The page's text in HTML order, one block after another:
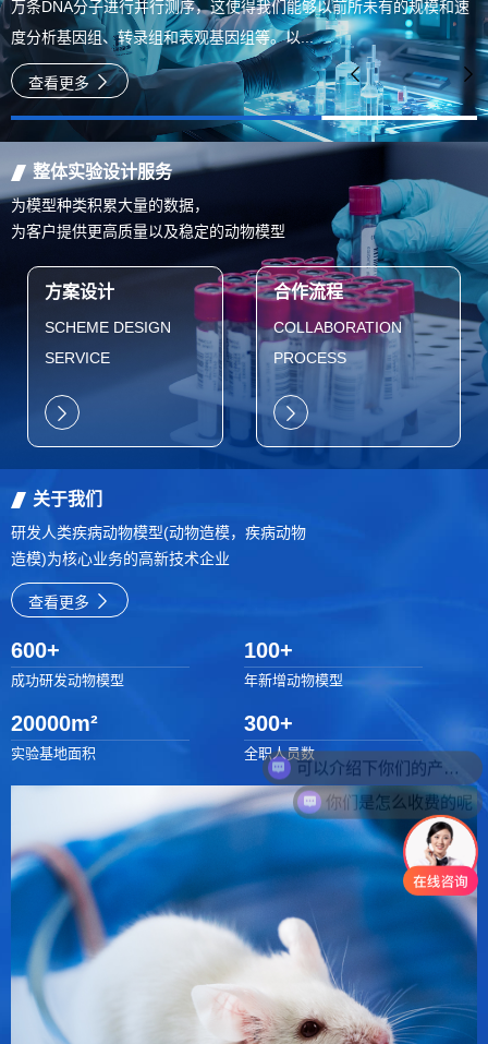
万条DNA分子进行并行测序，这使得我们能够以前所未有的规模和速
度分析基因组、转录组和表观基因组等。以...
查看更多
整体实验设计服务
为模型种类积累大量的数据，
为客户提供更高质量以及稳定的动物模型
方案设计
SCHEME DESIGN
SERVICE
合作流程
COLLABORATION
PROCESS
关于我们
研发人类疾病动物模型(动物造模，疾病动物
造模)为核心业务的高新技术企业
查看更多
600+
成功研发动物模型
100+
年新增动物模型
20000m²
实验基地面积
300+
全职人员数
你们是怎么收费的呢